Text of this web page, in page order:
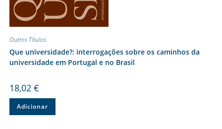
Outros Títulos
Que universidade?: interrogações sobre os caminhos da
universidade em Portugal e no Brasil
18,02 €
Adicionar